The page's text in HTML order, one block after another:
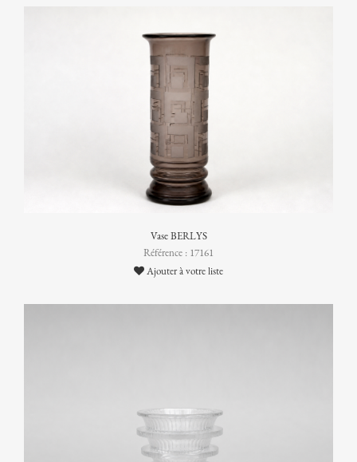
Vase BERLYS
Référence : 17161
Ajouter à votre liste